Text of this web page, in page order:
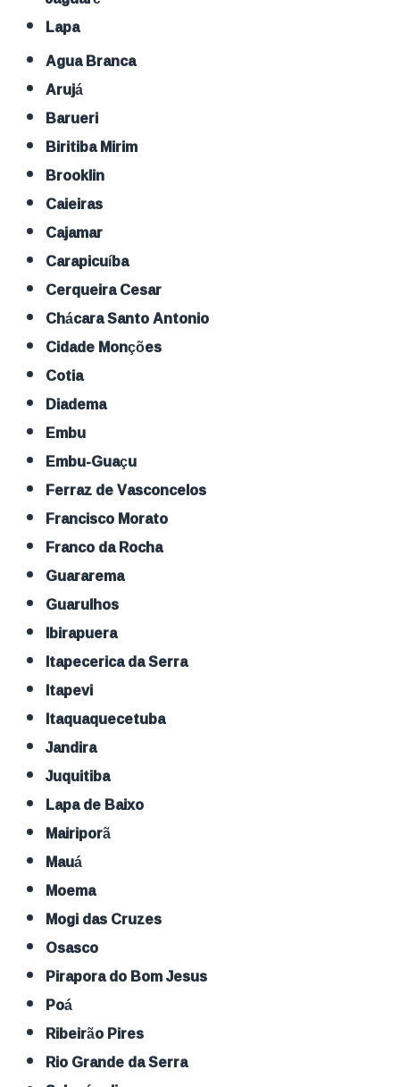
Lapa
Agua Branca
Arujá
Barueri
Biritiba Mirim
Brooklin
Caieiras
Cajamar
Carapicuíba
Cerqueira Cesar
Chácara Santo Antonio
Cidade Monções
Cotia
Diadema
Embu
Embu-Guaçu
Ferraz de Vasconcelos
Francisco Morato
Franco da Rocha
Guararema
Guarulhos
Ibirapuera
Itapecerica da Serra
Itapevi
Itaquaquecetuba
Jandira
Juquitiba
Lapa de Baixo
Mairiporã
Mauá
Moema
Mogi das Cruzes
Osasco
Pirapora do Bom Jesus
Poá
Ribeirão Pires
Rio Grande da Serra